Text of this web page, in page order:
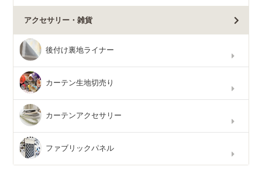
アクセサリー・雑貨
後付け裏地ライナー
カーテン生地切売り
カーテンアクセサリー
ファブリックパネル